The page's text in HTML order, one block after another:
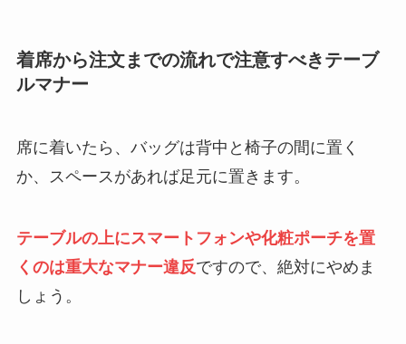
着席から注文までの流れで注意すべきテーブ
ルマナー
席に着いたら、バッグは背中と椅子の間に置く
か、スペースがあれば足元に置きます。
テーブルの上にスマートフォンや化粧ポーチを置
くのは重大なマナー違反ですので、絶対にやめま
しょう。